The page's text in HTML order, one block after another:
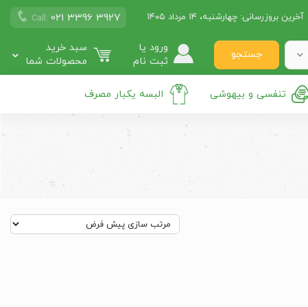
آخرین بروزرسانی: چهارشنبه، ۱۴ مرداد ۱۴۰۵ Call: 021 3396 3927
جستجو
ورود یا
ثبت نام
سبد خرید
محصولات شما
تنفسی و بیهوشی البسه یکبار مصرف